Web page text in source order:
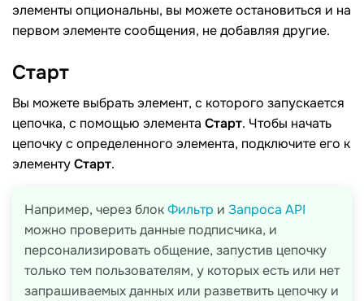
элементы опциональны, вы можете остановиться и на
первом элементе сообщения, не добавляя другие.
Старт
Вы можете выбрать элемент, с которого запускается
цепочка, с помощью элемента Старт. Чтобы начать
цепочку с определенного элемента, подключите его к
элементуСтарт.
Например, через блокФильтр и Запроса API
можно проверить данные подписчика, и
персонализировать общение, запустив цепочку
только тем пользователям, у которых есть или нет
запрашиваемых данных или разветвить цепочку и